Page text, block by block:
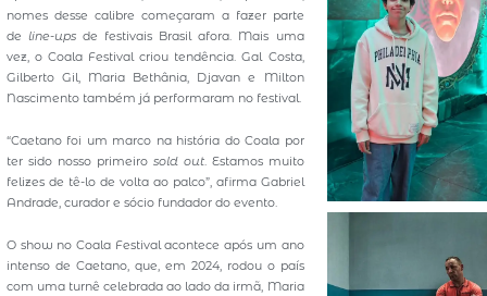
nomes desse calibre começaram a fazer parte
de line-upsde festivais Brasil afora. Mais uma
vez, o Coala Festival criou tendência. Gal Costa,
Gilberto Gil, Maria Bethânia, Djavan e Milton
Nascimento também já performaram no festival.
“Caetano foi um marco na história do Coala por
ter sido nosso primeiro sold out. Estamos muito
felizes de tê-lo de volta ao palco”, afirma Gabriel
Andrade, curador e sócio fundador do evento.
O show no Coala Festival acontece após um ano
intenso de Caetano, que, em 2024, rodou o país
com uma turnê celebrada ao lado da irmã, Maria